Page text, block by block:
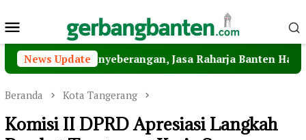
ke
Menu
Mobile
News Update
Penyeberangan, Jasa Raharja Banten Hadiri
Beranda Kota Tangerang
Komisi II DPRD Apresiasi Langkah